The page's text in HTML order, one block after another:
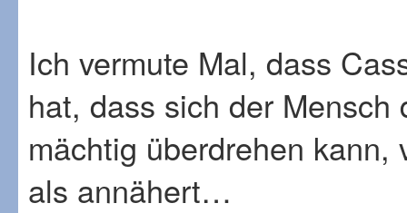
Ich vermute Mal, dass
hat, dass sich der
mächtig überdrehen kann,
als annähert…